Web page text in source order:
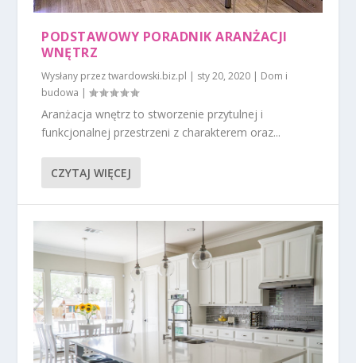
PODSTAWOWY PORADNIK ARANŻACJI
WNĘTRZ
Wysłany przeztwardowski.biz.pl | sty 20, 2020 | Dom i
budowa |
Aranżacja wnętrz to stworzenie przytulnej i
funkcjonalnej przestrzeni z charakterem oraz...
CZYTAJ WIĘCEJ